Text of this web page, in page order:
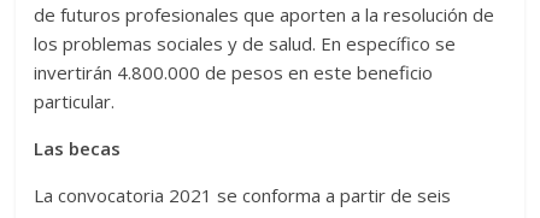
de futuros profesionales que aporten a la resolución de
los problemas sociales y de salud. En específico se
invertirán 4.800.000 de pesos en este beneficio
particular.
Las becas
La convocatoria 2021 se conforma a partir de seis